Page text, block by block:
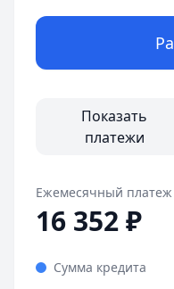
Показать
платежи
Ежемесячный платеж
16 352₽
Сумма кредита